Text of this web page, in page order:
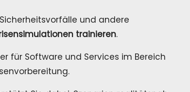
und andere
trainieren.
für Software und Services im Bereich